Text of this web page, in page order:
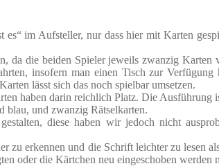
im Aufsteller, nur dass hier mit Karten
da die beiden Spieler jeweils zwanzig
insofern man einen Tisch zur
lässt sich das noch spielbar umsetzen.
haben darin reichlich Platz. Die Ausführung
blau, und zwanzig Rätselkarten.
diese haben wir jedoch nicht
erkennen und die Schrift leichter zu lesen
oder die Kärtchen neu eingeschoben werden